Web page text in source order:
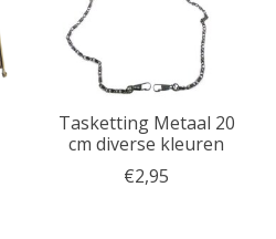
Tasketting Metaal 20
cm diverse kleuren
€2,95